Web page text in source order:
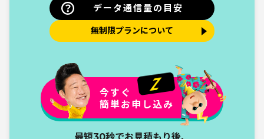
ウクライナ
300MB 500MB 1GB 無制限
エストニア
300MB 500MB 1GB 無制限
580円 610 円 860 1,120円
データ通信量の目安
無制限プランについて
今すぐ
簡単お申し込み